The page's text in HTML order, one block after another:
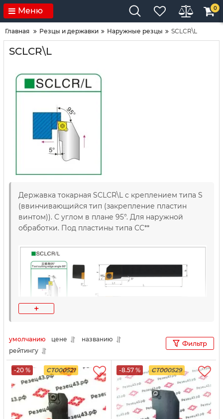
Меню 0
Главная Резцы и державки Наружные резцы SCLCR\L
SCLCR\L
Державка токарная SCLCR\L с креплением типа S
(ввинчивающийся тип (закрепление пластин
винтом)). С углом в плане 95°. Для наружной
обработки. Под пластины типа СC**
+
умолчанию цене
названию
рейтингу
Фильтр
-20 % CT000521 -8.57 % CT000529